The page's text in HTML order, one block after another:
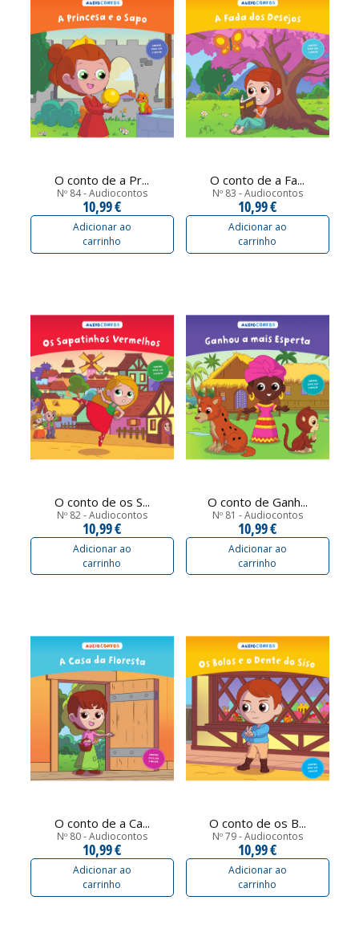
O conto de a Pr...
Nº 84 - Audiocontos
10,99 €
Adicionar ao
carrinho
O conto de a Fa...
Nº 83 - Audiocontos
10,99 €
Adicionar ao
carrinho
O conto de os S...
Nº 82 - Audiocontos
10,99 €
Adicionar ao
carrinho
O conto de Ganh...
Nº 81 - Audiocontos
10,99 €
Adicionar ao
carrinho
O conto de a Ca...
Nº 80 - Audiocontos
10,99 €
Adicionar ao
carrinho
O conto de os B...
Nº 79 - Audiocontos
10,99 €
Adicionar ao
carrinho